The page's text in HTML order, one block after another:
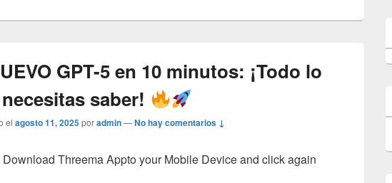
GPT-5 en 10 minutos: ¡Todo lo
saber!
el agosto 11, 2025poradmin—No hay comentarios ↓
Threema Appto your Mobile Device and click again